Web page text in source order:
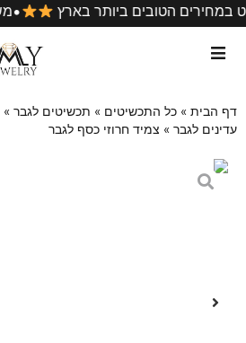
במחירים הטובים ביותר בארץ
דף הבית » כל התכשיטים » תכשיטים לגבר »
עדינים לגבר » צמיד חרוזי כסף לגבר